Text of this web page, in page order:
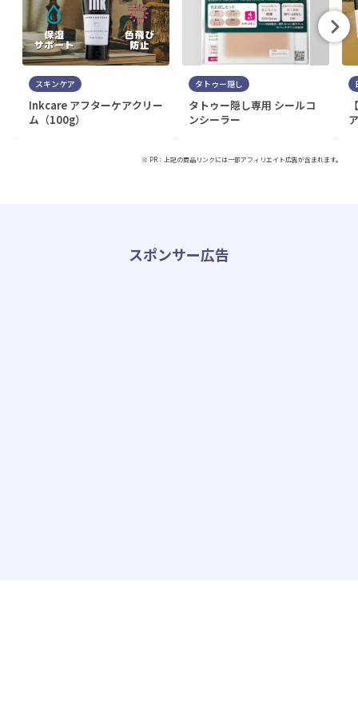
スキンケア
Inkcare アフターケアクリー
ム（100g）
タトゥー隠し
タトゥー隠し専用 シールコ
ンシーラー
※ PR：上記の商品リンクには一部アフィリエイト広告が含まれます。
スポンサー広告